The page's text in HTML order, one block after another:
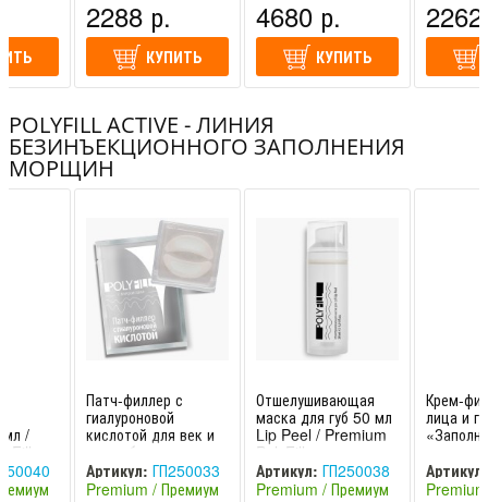
2288 р.
КУПИТЬ
4680 р.
КУПИТЬ
POLYFILL ACTIVE - ЛИНИЯ
БЕЗИНЪЕКЦИОННОГО ЗАПОЛНЕНИЯ
МОРЩИН
/
Патч-филлер с
гиалуроновой
кислотой для век и
носогубных складок
1 х 2 шт PolyFill /
Premium
Артикул: ГП250033
Premium / Премиум
Отшелушивающая
маска для губ 50 мл
Lip Peel / Premium
PolyFill
Артикул: ГП250038
Premium / Премиум
Крем-
лица и
Артикул: